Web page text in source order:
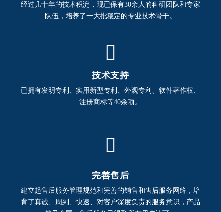
经过几十年的技术积淀，现已保有30余人的科研团队和专家
队伍，培养了一大批稳定的专业技术骨干。

技术支持
已拥有发明专利、实用新型专利、外观专利、软件著作权、
注册商标等40余项。

完善售后
建立起售后服务管理规范和完善的销售和售后服务网络，培
育了真诚、周到、快速、对客户深度负责的服务意识，产品